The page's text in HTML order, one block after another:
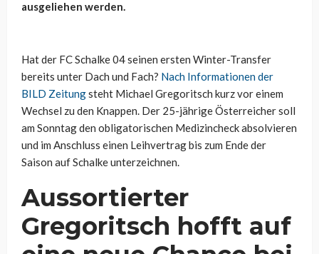
ausgeliehen werden.
Hat der FC Schalke 04 seinen ersten Winter-Transfer
bereits unter Dach und Fach? Nach Informationen der
BILD Zeitungsteht Michael Gregoritsch kurz vor einem
Wechsel zu den Knappen. Der 25-jährige Österreicher soll
am Sonntag den obligatorischen Medizincheck absolvieren
und im Anschluss einen Leihvertrag bis zum Ende der
Saison auf Schalke unterzeichnen.
Aussortierter
Gregoritsch hofft auf